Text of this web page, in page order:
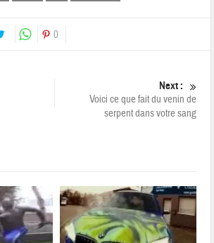
0
Next :
Voici ce que fait du venin de
serpent dans votre sang